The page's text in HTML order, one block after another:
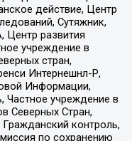
действие, Центр
Сутяжник,
развития
учреждение в
стран,
Интернешнл-Р,
Информации,
Частное учреждение в
Северных Стран,
контроль,
по сохранению